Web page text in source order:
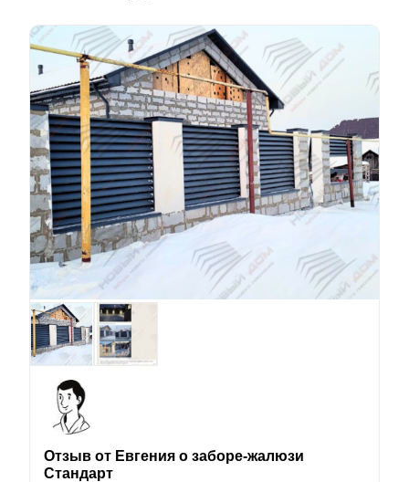
Отзыв от Евгения о заборе-жалюзи
Стандарт